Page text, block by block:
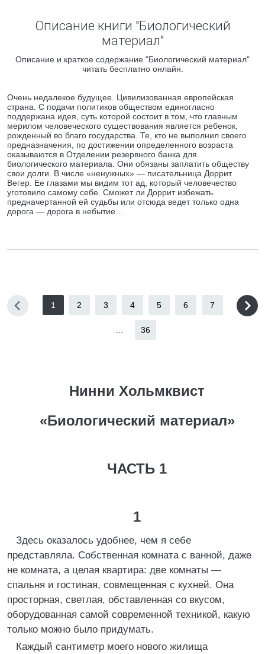
Описание книги "Биологический
материал"
Описание и краткое содержание "Биологический материал"
читать бесплатно онлайн.
Очень недалекое будущее. Цивилизованная европейская
страна. С подачи политиков обществом единогласно
поддержана идея, суть которой состоит в том, что главным
мерилом человеческого существования является ребенок,
рожденный во благо государства. Те, кто не выполнил своего
предназначения, по достижении определенного возраста
оказываются в Отделении резервного банка для
биологического материала. Они обязаны заплатить обществу
свои долги. В числе «ненужных» — писательница Доррит
Вегер. Ее глазами мы видим тот ад, который человечество
уготовило самому себе. Сможет ли Доррит избежать
предначертанной ей судьбы или отсюда ведет только одна
дорога — дорога в небытие…
1 2 3 4 5 6 7
36
Нинни Хольмквист
«Биологический материал»
ЧАСТЬ 1
1
Здесь оказалось удобнее, чем я себе
представляла. Собственная комната с ванной, даже
не комната, а целая квартира: две комнаты —
спальня и гостиная, совмещенная с кухней. Она
просторная, светлая, обставленная со вкусом,
оборудованная самой современной техникой, какую
только можно было придумать.
Каждый сантиметр моего нового жилища